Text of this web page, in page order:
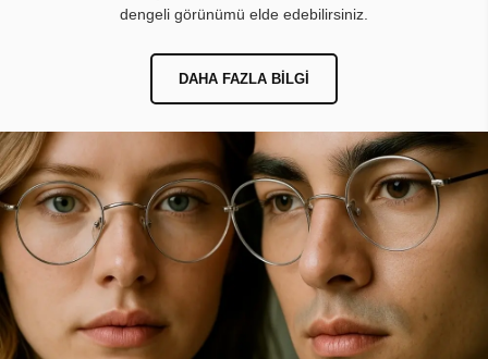
dengeli görünümü elde edebilirsiniz.
DAHA FAZLA BILGI